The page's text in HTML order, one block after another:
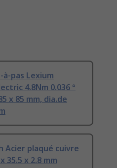
pas Lexium
4.8Nm 0.036 °
x 85 mm, dia.de
Acier plaqué cuivre
35.5 x 2.8 mm